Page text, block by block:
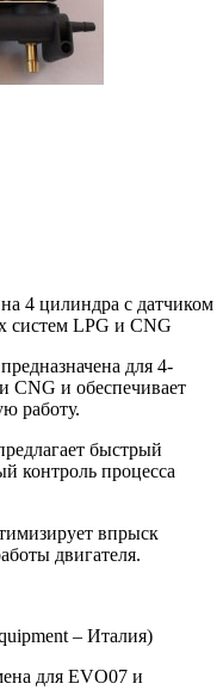
4 цилиндра с датчиком
систем LPG и CNG
для 4-
CNG и обеспечивает
работу.
быстрый
контроль процесса
впрыск
двигателя.
– Италия)
для EVO07 и